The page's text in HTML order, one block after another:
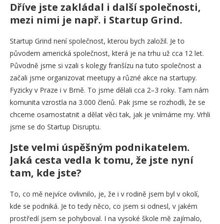
Dříve jste zakládal i další společnosti,
mezi nimi je např. i Startup Grind.
Startup Grind není společnost, kterou bych založil. Je to
původem americká společnost, která je na trhu už cca 12 let.
Původně jsme si vzali s kolegy franšízu na tuto společnost a
začali jsme organizovat meetupy a různé akce na startupy.
Fyzicky v Praze i v Brně. To jsme dělali cca 2–3 roky. Tam nám
komunita vzrostla na 3.000 členů. Pak jsme se rozhodli, že se
chceme osamostatnit a dělat věci tak, jak je vnímáme my. Vrhli
jsme se do Startup Disruptu.
Jste velmi úspěšným podnikatelem.
Jaká cesta vedla k tomu, že jste nyní
tam, kde jste?
To, co mě nejvíce ovlivnilo, je, že i v rodině jsem byl v okolí,
kde se podniká. Je to tedy něco, co jsem si odnesl, v jakém
prostředí jsem se pohyboval. I na vysoké škole mě zajímalo,